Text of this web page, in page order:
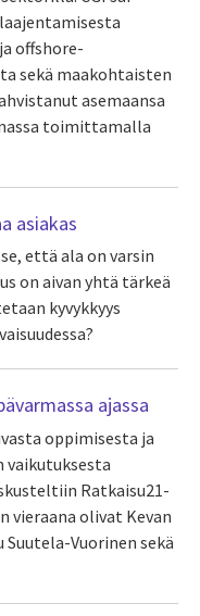
offshore-
sekä maakohtaisten
asemaansa
toimittamalla
asiakas
että ala on varsin
on aivan yhtä tärkeä
kyvykkyys
ajassa
oppimisesta ja
vaikutuksesta
Ratkaisu21-
vieraana olivat Kevan
Vuorinen sekä